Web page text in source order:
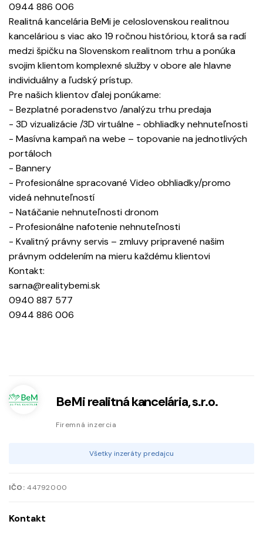
0944 886 006
Realitná kancelária BeMi je celoslovenskou realitnou
kanceláriou s viac ako 19 ročnou históriou, ktorá sa radí
medzi špičku na Slovenskom realitnom trhu a ponúka
svojim klientom komplexné služby v obore ale hlavne
individuálny a ľudský prístup.
Pre našich klientov ďalej ponúkame:
- Bezplatné poradenstvo /analýzu trhu predaja
- 3D vizualizácie /3D virtuálne - obhliadky nehnuteľnosti
- Masívna kampaň na webe – topovanie na jednotlivých
portáloch
- Bannery
- Profesionálne spracované Video obhliadky/promo
videá nehnuteľností
- Natáčanie nehnuteľnosti dronom
- Profesionálne nafotenie nehnuteľnosti
- Kvalitný právny servis – zmluvy pripravené našim
právnym oddelením na mieru každému klientovi
Kontakt:
sarna@realitybemi.sk
0940 887 577
0944 886 006
BeMi realitná kancelária, s.r.o.
Firemná inzercia
Všetky inzeráty predajcu
IČO: 44792000
Kontakt